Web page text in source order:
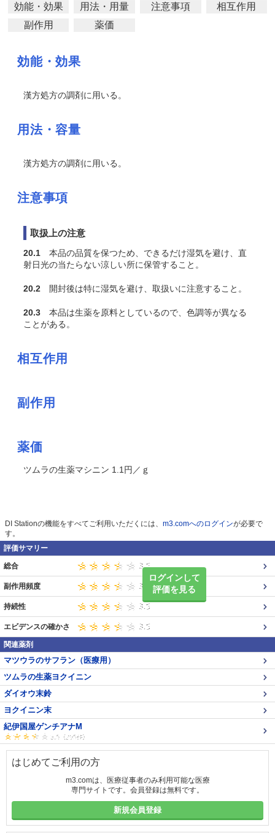
効能・効果 用法・用量 注意事項
相互作用
副作用
薬価
効能・効果
漢方処方の調剤に用いる。
用法・容量
漢方処方の調剤に用いる。
注意事項
取扱上の注意
20.1 本品の品質を保つため、できるだけ湿気を避け、直
射日光の当たらない涼しい所に保管すること。
20.2 開封後は特に湿気を避け、取扱いに注意すること。
20.3 本品は生薬を原料としているので、色調等が異なる
ことがある。
相互作用
副作用
薬価
ツムラの生薬マシニン 1.1円／ｇ
DI Stationの機能をすべてご利用いただくには、 m3.comへのログインが必要で
す。
評価サマリー
ログインして
評価を見る
総合
副作用頻度
持続性
エビデンスの確かさ
関連薬剤
マツウラのサフラン（医療用）
ツムラの生薬ヨクイニン
ダイオウ末鈴
ヨクイニン末
紀伊国屋ゲンチアナM
はじめてご利用の方
m3.comは、医療従事者のみ利用可能な医療
専門サイトです。会員登録は無料です。
新規会員登録